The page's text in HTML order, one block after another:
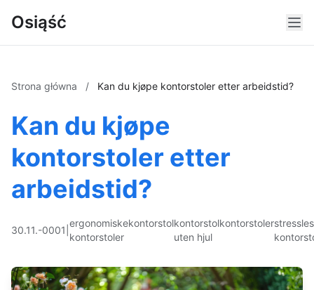
Osiąść
Strona główna / Kan du kjøpe kontorstoler etter arbeidstid?
Kan du kjøpe
kontorstoler etter
arbeidstid?
30.11.-0001
ergonomiske
kontorstoler
kontorstolkontorstol
uten hjul
kontorstoler